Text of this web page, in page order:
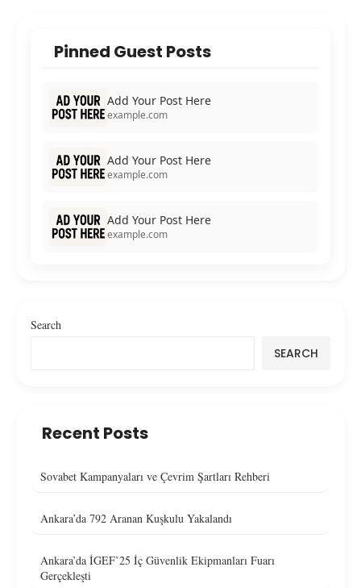
Pinned Guest Posts
Add Your Post Here
example.com
Add Your Post Here
example.com
Add Your Post Here
example.com
Search
SEARCH
Recent Posts
Sovabet Kampanyaları ve Çevrim Şartları Rehberi
Ankara’da 792 Aranan Kuşkulu Yakalandı
Ankara’da İGEF’25 İç Güvenlik Ekipmanları Fuarı
Gerçekleşti